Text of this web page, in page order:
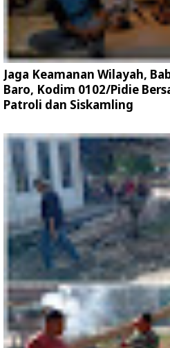
Jaga Keamanan Wilayah,
Baro, Kodim 0102/Pidie
Patroli dan Siskamling